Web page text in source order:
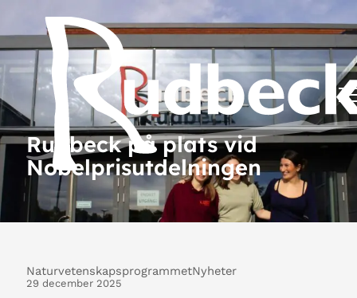
Rudbeck på plats vid
Nobelprisutdelningen
29 december 2025
NaturvetenskapsprogrammetNyheter